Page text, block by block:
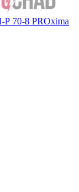
70-8 PROxima